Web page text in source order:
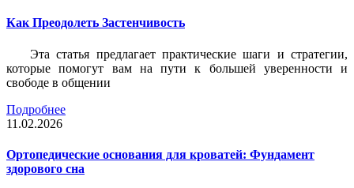
Как Преодолеть Застенчивость
Эта статья предлагает практические шаги и стратегии,
которые помогут вам на пути к большей уверенности и
свободе в общении
Подробнее
11.02.2026
Ортопедические основания для кроватей: Фундамент
здорового сна